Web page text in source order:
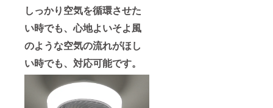
しっかり空気を循環させた
い時でも、心地よいそよ風
のような空気の流れがほし
い時でも、対応可能です。